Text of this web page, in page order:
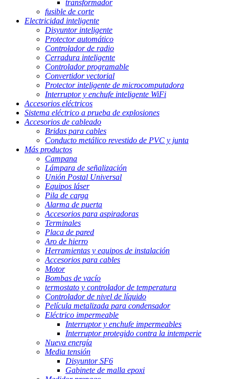
transformador
fusible de corte
Electricidad inteligente
Disyuntor inteligente
Protector automático
Controlador de radio
Cerradura inteligente
Controlador programable
Convertidor vectorial
Protector inteligente de microcomputadora
Interruptor y enchufe inteligente WiFi
Accesorios eléctricos
Sistema eléctrico a prueba de explosiones
Accesorios de cableado
Bridas para cables
Conducto metálico revestido de PVC y junta
Más productos
Campana
Lámpara de señalización
Unión Postal Universal
Equipos láser
Pila de carga
Alarma de puerta
Accesorios para aspiradoras
Terminales
Placa de pared
Aro de hierro
Herramientas y equipos de instalación
Accesorios para cables
Motor
Bombas de vacío
termostato y controlador de temperatura
Controlador de nivel de líquido
Película metalizada para condensador
Eléctrico impermeable
Interruptor y enchufe impermeables
Interruptor protegido contra la intemperie
Nueva energía
Media tensión
Disyuntor SF6
Gabinete de malla epoxi